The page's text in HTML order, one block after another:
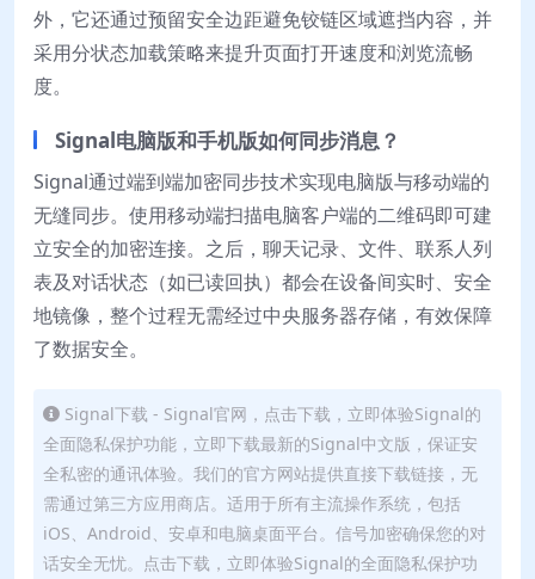
外，它还通过预留安全边距避免铰链区域遮挡内容，并
采用分状态加载策略来提升页面打开速度和浏览流畅
度。
Signal电脑版和手机版如何同步消息？
Signal通过端到端加密同步技术实现电脑版与移动端的
无缝同步。使用移动端扫描电脑客户端的二维码即可建
立安全的加密连接。之后，聊天记录、文件、联系人列
表及对话状态（如已读回执）都会在设备间实时、安全
地镜像，整个过程无需经过中央服务器存储，有效保障
了数据安全。
Signal下载 - Signal官网，点击下载，立即体验Signal的
全面隐私保护功能，立即下载最新的Signal中文版，保证安
全私密的通讯体验。我们的官方网站提供直接下载链接，无
需通过第三方应用商店。适用于所有主流操作系统，包括
iOS、Android、安卓和电脑桌面平台。信号加密确保您的对
话安全无忧。点击下载，立即体验Signal的全面隐私保护功